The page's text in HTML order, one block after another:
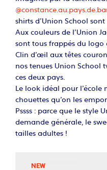
shirts d’Union School
Aux couleurs de l’Union
sont tous frappés du logo
Clin d’œil aux têtes
nos tenues Union School
ces deux pays.
Le look idéal pour l’école
chouettes qu’on les
Pssss : parce que le style
demande générale, le
tailles adultes !
NEW